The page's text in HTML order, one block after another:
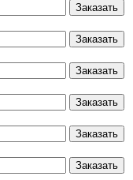
Заказать
Заказать
Заказать
Заказать
Заказать
Заказать